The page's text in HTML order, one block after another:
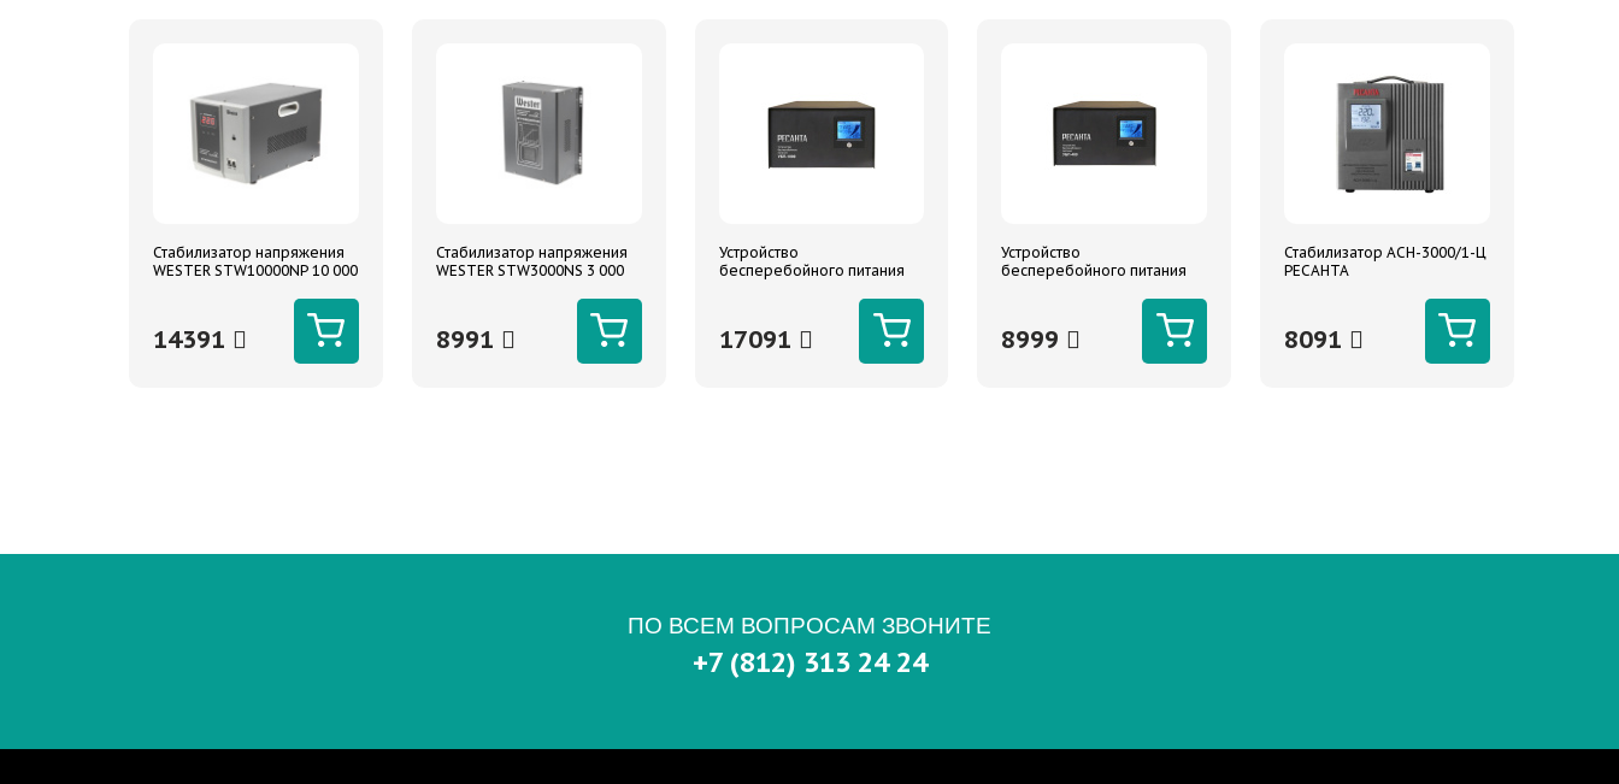
Стабилизатор напряжения
WESTER STW10000NP 10 000
14391
Стабилизатор напряжения
WESTER STW3000NS 3 000
8991
Устройство
бесперебойного питания
17091
Устройство
бесперебойного питания
8999
Стабилизатор АСН-3000/1-Ц
РЕСАНТА
8091
ПО ВСЕМ ВОПРОСАМ ЗВОНИТЕ
+7 (812) 313 24 24